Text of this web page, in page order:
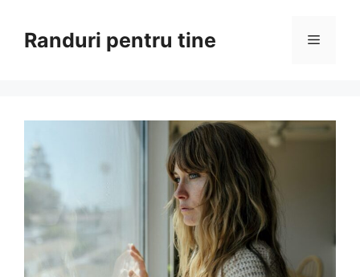
conținutRanduri pentru tine Meniu